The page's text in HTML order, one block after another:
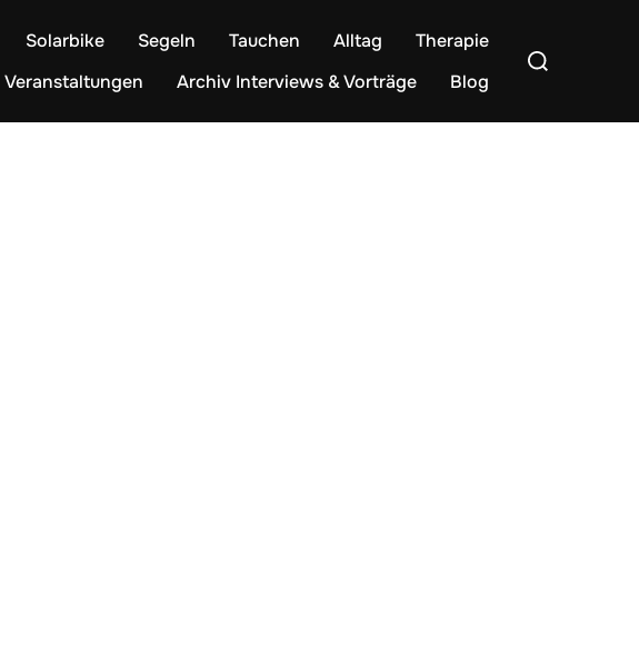
Solarbike Segeln Tauchen Alltag
Therapie
Veranstaltungen
Archiv Interviews & Vorträge Blog
Suchen